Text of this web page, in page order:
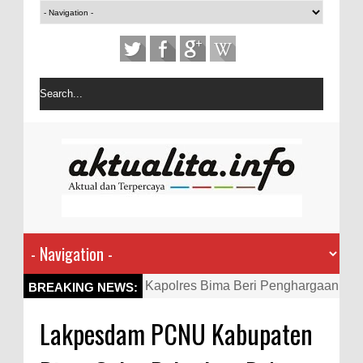
BREAKING NEWS:
Kapolres Bima Beri Penghargaan
Aktif Bantu Polisi Berantas
Lakpesdam PCNU Kabupaten